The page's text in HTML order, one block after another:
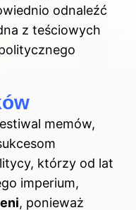
odnaleźć
z teściowych
memów,
którzy od lat
imperium,
, ponieważ